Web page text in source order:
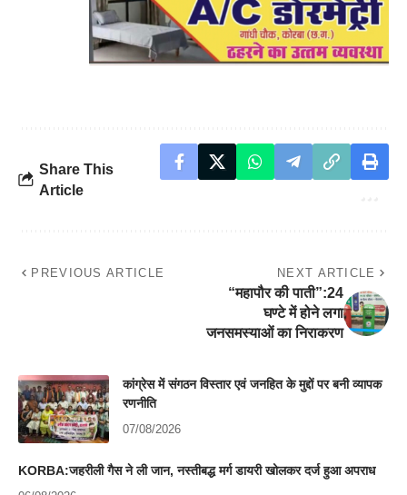
Share This
Article
PREVIOUS ARTICLE NEXT ARTICLE
“महापौर की पाती”:24
घण्टे में होने लगा
जनसमस्याओं का निराकरण
कांग्रेस में संगठन विस्तार एवं जनहित के मुद्दों पर बनी व्यापक
रणनीति
07/08/2026
KORBA:जहरीली गैस ने ली जान, नस्तीबद्ध मर्ग डायरी खोलकर दर्ज हुआ अपराध